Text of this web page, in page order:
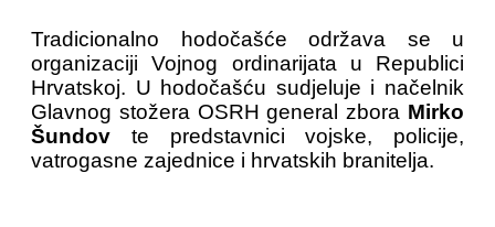
Tradicionalno hodočašće održava se u
organizaciji Vojnog ordinarijata u Republici
Hrvatskoj. U hodočašću sudjeluje i načelnik
Glavnog stožera OSRH general zbora Mirko
Šundov te predstavnici vojske, policije,
vatrogasne zajednice i hrvatskih branitelja.